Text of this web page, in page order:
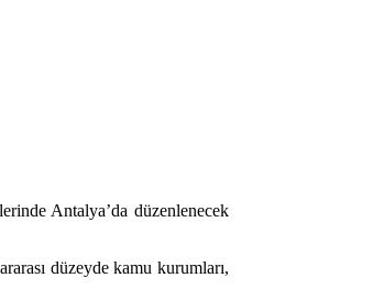
Antalya’da düzenlenecek
düzeyde kamu kurumları,